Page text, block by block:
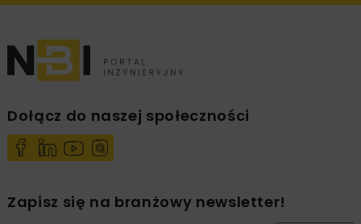
Dołącz do naszej społeczności
Zapisz się na branżowy newsletter!